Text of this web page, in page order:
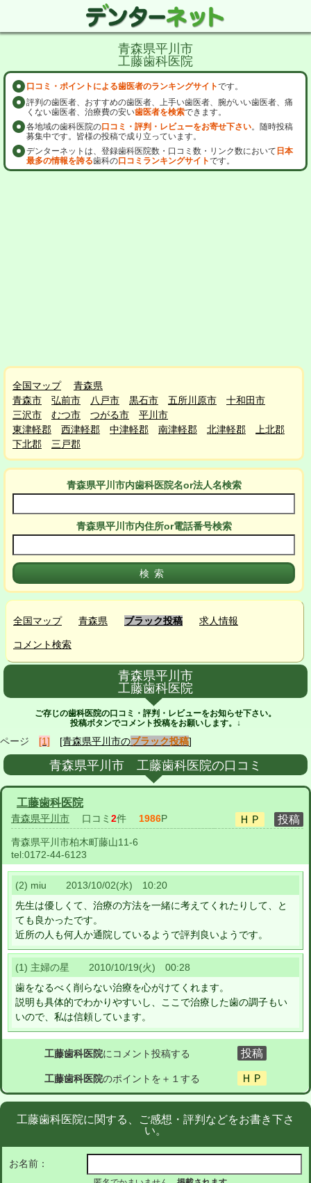
青森県平川市
工藤歯科医院
口コミ・ポイントによる歯医者のランキングサイトです。
評判の歯医者、おすすめの歯医者、上手い歯医者、腕がいい歯医者、痛
くない歯医者、治療費の安い歯医者を検索できます。
各地域の歯科医院の口コミ・評判・レビューをお寄せ下さい。随時投稿
募集中です。皆様の投稿で成り立っています。
デンターネットは、登録歯科医院数・口コミ数・リンク数において 日本
最多の情報を誇る歯科の口コミランキングサイトです。
全国マップ
青森県
青森市
弘前市 八戸市 黒石市 五所川原市
十和田市
三沢市
むつ市 つがる市
平川市
東津軽郡
西津軽郡 中津軽郡 南津軽郡 北津軽郡
上北郡
下北郡
三戸郡
青森県平川市内歯科医院名or法人名検索
青森県平川市内住所or電話番号検索
全国マップ 青森県 ブラック投稿 求人情報
コメント検索
青森県平川市
工藤歯科医院
ご存じの歯科医院の口コミ・評判・レビューをお知らせ下さい。
投稿ボタンでコメント投稿をお願いします。↓
ページ [1] [青森県平川市のブラック投稿]
青森県平川市 工藤歯科医院の口コミ
工藤歯科医院
青森県平川市 口コミ 2件 1986P
青森県平川市柏木町藤山11-6
tel:0172-44-6123
(2) miu 2013/10/02(水) 10:20
先生は優しくて、治療の方法を一緒に考えてくれたりして、と
ても良かったです。
近所の人も何人か通院しているようで評判良いようです。
(1) 主婦の星 2010/10/19(火) 00:28
歯をなるべく削らない治療を心がけてくれます。
説明も具体的でわかりやすいし、ここで治療した歯の調子もい
いので、私は信頼しています。
工藤歯科医院にコメント投稿する
工藤歯科医院のポイントを＋１する
工藤歯科医院に関する、ご感想・評判などをお書き下さ
い。
お名前：